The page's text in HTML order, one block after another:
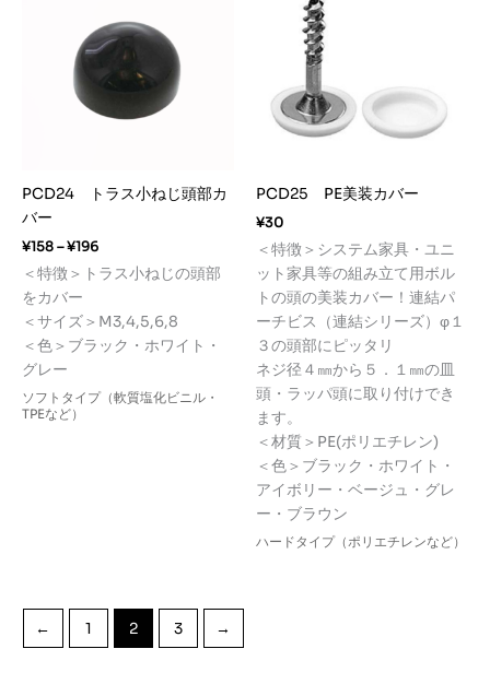
PCD24 トラス小ねじ頭部カ
バー
¥158–¥196価
帯:
–
¥196
＜特徴＞トラス小ねじの頭部
をカバー
＜サイズ＞M3,4,5,6,8
＜色＞ブラック・ホワイト・
グレー
ソフトタイプ（軟質塩化ビニル・
TPEなど）
PCD25 PE美装カバー
¥30
＜特徴＞システム家具・ユニ
ット家具等の組み立て用ボル
トの頭の美装カバー！連結パ
ーチビス（連結シリーズ）φ１
３の頭部にピッタリ
ネジ径４㎜から５．１㎜の皿
頭・ラッパ頭に取り付けでき
ます。
＜材質＞PE(ポリエチレン)
＜色＞ブラック・ホワイト・
アイボリー・ベージュ・グレ
ー・ブラウン
ハードタイプ（ポリエチレンなど）
← 1 2 3 →